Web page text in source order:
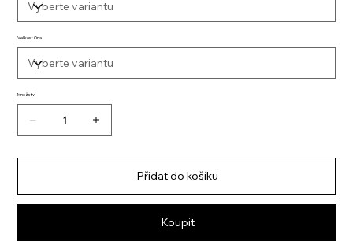
Velikost Ona
Množství
Přidat do košíku
Koupit